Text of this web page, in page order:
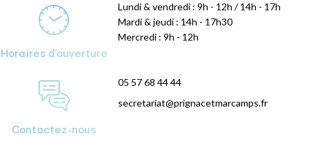
Horaires d'ouverture
Lundi & vendredi : 9h - 12h / 14h - 17h
Mardi & jeudi : 14h - 17h30
Mercredi : 9h - 12h
Contactez-nous
05 57 68 44 44
secretariat@prignacetmarcamps.fr